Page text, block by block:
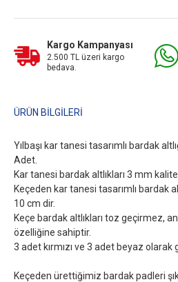
Kargo Kampanyası
2.500 TL üzeri kargo
bedava.
ÜRÜN BILGILERI
Yılbaşı kar tanesi tasarımlı bardak
Adet.
Kar tanesi bardak altlıkları 3 mm
Keçeden kar tanesi tasarımlı bardak
10 cm dir.
Keçe bardak altlıkları toz geçirmez,
özelliğine sahiptir.
3 adet kırmızı ve 3 adet beyaz
Keçeden ürettiğimiz bardak padleri